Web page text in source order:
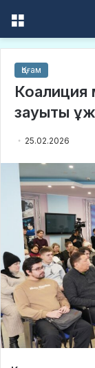
Қоғам
Коалиция
зауыты
25.02.2026